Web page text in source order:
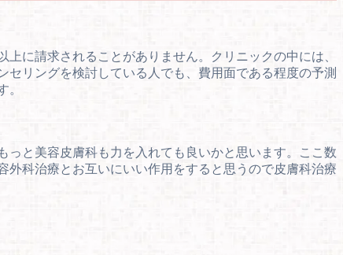
に請求されることがありません。クリニックの中には、
リングを検討している人でも、費用面である程度の予測
。
と美容皮膚科も力を入れても良いかと思います。ここ数
科治療とお互いにいい作用をすると思うので皮膚科治療